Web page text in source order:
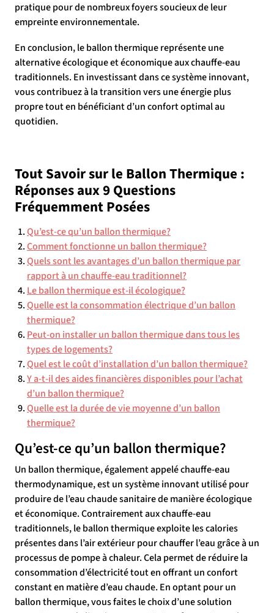
pratique pour de nombreux foyers soucieux de leur
empreinte environnementale.
En conclusion, le ballon thermique représente une
alternative écologique et économique aux chauffe-eau
traditionnels. En investissant dans ce système innovant,
vous contribuez à la transition vers une énergie plus
propre tout en bénéficiant d’un confort optimal au
quotidien.
Tout Savoir sur le Ballon Thermique :
Réponses aux 9 Questions
Fréquemment Posées
Qu’est-ce qu’un ballon thermique?
Comment fonctionne un ballon thermique?
Quels sont les avantages d’un ballon thermique par
rapport à un chauffe-eau traditionnel?
Le ballon thermique est-il écologique?
Quelle est la consommation électrique d’un ballon
thermique?
Peut-on installer un ballon thermique dans tous les
types de logements?
Quel est le coût d’installation d’un ballon thermique?
Y a-t-il des aides financières disponibles pour l’achat
d’un ballon thermique?
Quelle est la durée de vie moyenne d’un ballon
thermique?
Qu’est-ce qu’un ballon thermique?
Un ballon thermique, également appelé chauffe-eau
thermodynamique, est un système innovant utilisé pour
produire de l’eau chaude sanitaire de manière écologique
et économique. Contrairement aux chauffe-eau
traditionnels, le ballon thermique exploite les calories
présentes dans l’air extérieur pour chauffer l’eau grâce à un
processus de pompe à chaleur. Cela permet de réduire la
consommation d’électricité tout en offrant un confort
constant en matière d’eau chaude. En optant pour un
ballon thermique, vous faites le choix d’une solution